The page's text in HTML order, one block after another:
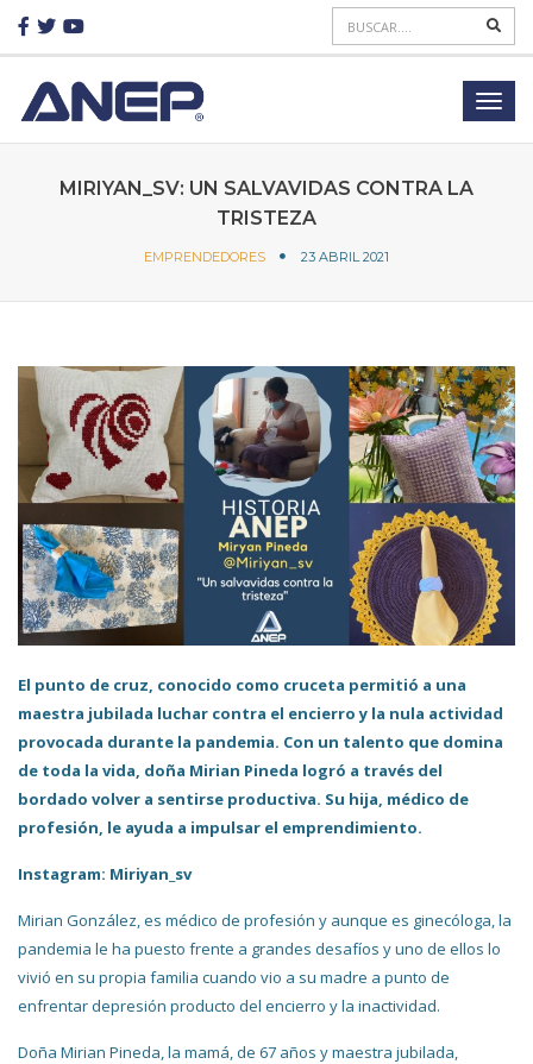
MIRIYAN_SV: UN SALVAVIDAS CONTRA LA
TRISTEZA
EMPRENDEDORES 23 ABRIL 2021
El punto de cruz, conocido como cruceta permitió a una
maestra jubilada luchar contra el encierro y la nula actividad
provocada durante la pandemia. Con un talento que domina
de toda la vida, doña Mirian Pineda logró a través del
bordado volver a sentirse productiva. Su hija, médico de
profesión, le ayuda a impulsar el emprendimiento.
Instagram: Miriyan_sv
Mirian González, es médico de profesión y aunque es ginecóloga, la
pandemia le ha puesto frente a grandes desafíos y uno de ellos lo
vivió en su propia familia cuando vio a su madre a punto de
enfrentar depresión producto del encierro y la inactividad.
Doña Mirian Pineda, la mamá, de 67 años y maestra jubilada,